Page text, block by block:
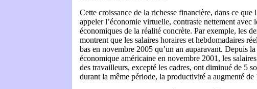
Cette croissance de la richesse financière, dans ce que
appeler l’économie virtuelle, contraste nettement avec
économiques de la réalité concrète. Par exemple, les
montrent que les salaires horaires et hebdomadaires
bas en novembre 2005 qu’un an auparavant. Depuis
économique américaine en novembre 2001, les
des travailleurs, excepté les cadres, ont diminué de 5
durant la même période, la productivité a augmenté de